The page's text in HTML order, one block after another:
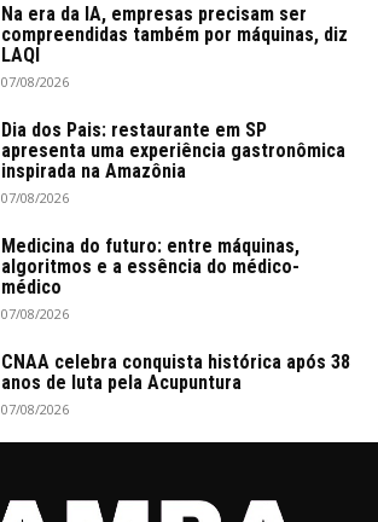
Na era da IA, empresas precisam ser
compreendidas também por máquinas, diz
LAQI
07/08/2026
Dia dos Pais: restaurante em SP
apresenta uma experiência gastronômica
inspirada na Amazônia
07/08/2026
Medicina do futuro: entre máquinas,
algoritmos e a essência do médico-
médico
07/08/2026
CNAA celebra conquista histórica após 38
anos de luta pela Acupuntura
07/08/2026